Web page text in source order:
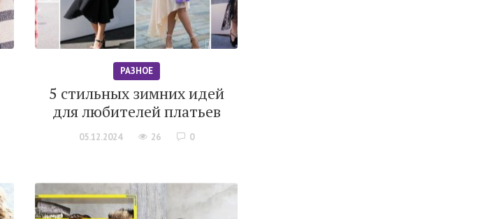
РАЗНОЕ
5 стильных зимних идей
для любителей платьев
05.12.2024 26 0